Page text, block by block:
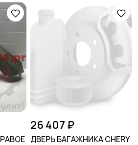
26 407 ₽
ДВЕРЬ БАГАЖНИКА CHERY